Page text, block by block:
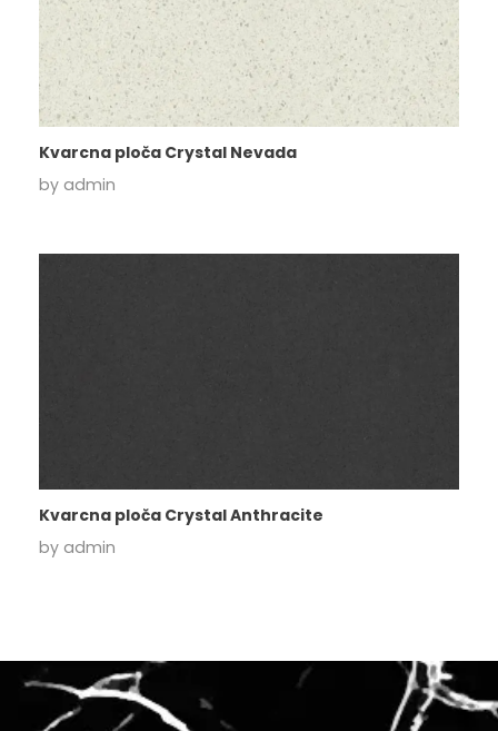
Kvarcna ploča Crystal Nevada
by admin
Kvarcna ploča Crystal Anthracite
by admin